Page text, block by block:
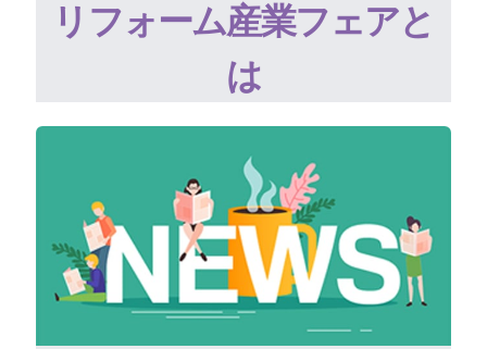
リフォーム産業フェアと
は